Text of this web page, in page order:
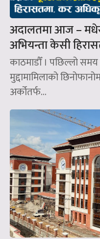
अदालतमा आज –
अभियन्ता केसी
काठमाडौँ । पछिल्लो
मुद्दामामिलाको
अर्कोतर्फ...